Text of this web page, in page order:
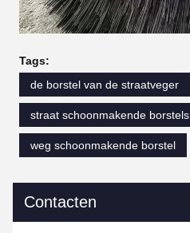
Tags:
de borstel van de straatveger
straat schoonmakende borstels
weg schoonmakende borstel
Contacten